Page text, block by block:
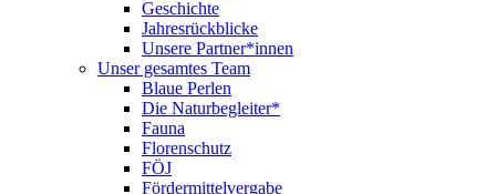
Geschichte
Jahresrückblicke
Unsere Partner*innen
Unser gesamtes Team
Blaue Perlen
Die Naturbegleiter*
Fauna
Florenschutz
FÖJ
Fördermittelvergabe